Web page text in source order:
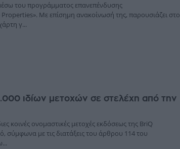
του προγράμματος επανεπένδυσης
Με επίσημη ανακοίνωσή της, παρουσιάζει στο
γ...
ιδίων μετοχών σε στελέχη από την
κοινές ονομαστικές μετοχές εκδόσεως της BriQ
σύμφωνα με τις διατάξεις του άρθρου 114 του